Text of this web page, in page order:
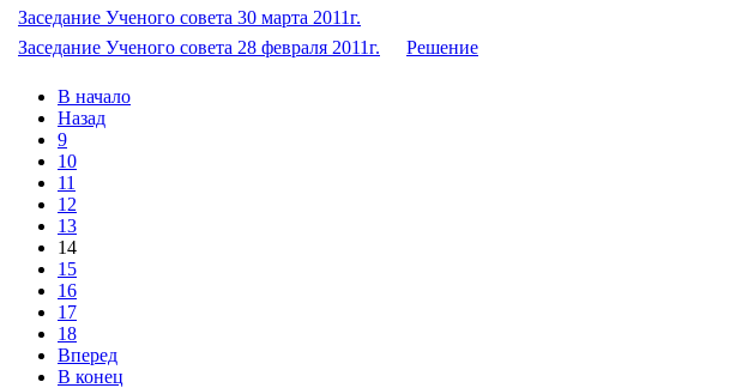
Заседание Ученого совета 30 марта 2011г.
Заседание Ученого совета 28 февраля 2011г.
Решение
В начало
Назад
9
10
11
12
13
14
15
16
17
18
Вперед
В конец